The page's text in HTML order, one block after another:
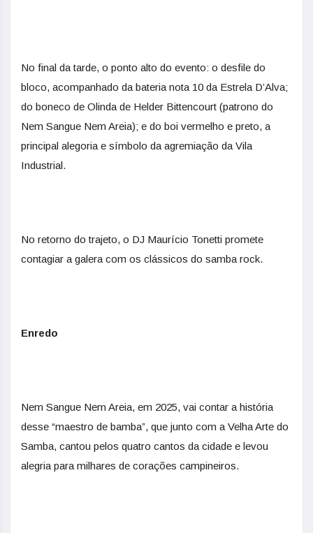
No final da tarde, o ponto alto do evento: o desfile do
bloco, acompanhado da bateria nota 10 da Estrela D’Alva;
do boneco de Olinda de Helder Bittencourt (patrono do
Nem Sangue Nem Areia); e do boi vermelho e preto, a
principal alegoria e símbolo da agremiação da Vila
Industrial.
No retorno do trajeto, o DJ Maurício Tonetti promete
contagiar a galera com os clássicos do samba rock.
Enredo
Nem Sangue Nem Areia, em 2025, vai contar a história
desse “maestro de bamba”, que junto com a Velha Arte do
Samba, cantou pelos quatro cantos da cidade e levou
alegria para milhares de corações campineiros.